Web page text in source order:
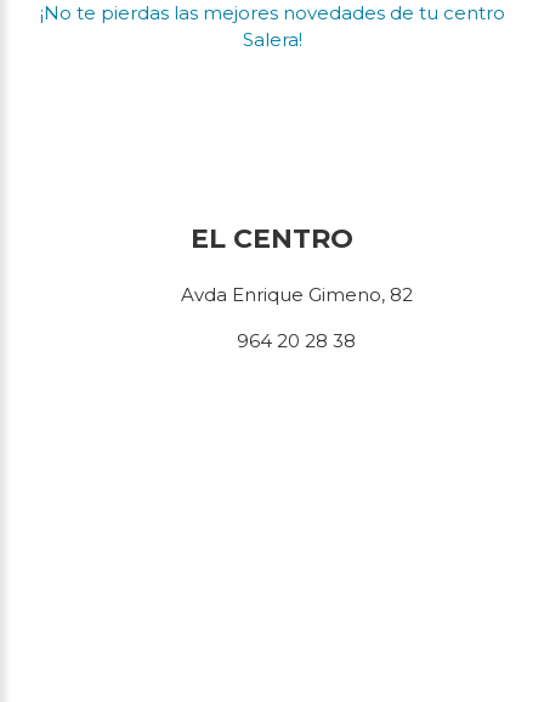
¡No te pierdas las mejores novedades de tu centro
Salera!
EL CENTRO
Avda Enrique Gimeno, 82
964 20 28 38